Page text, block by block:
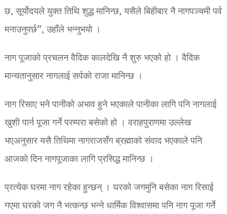
छ, सूर्योदयले युक्त तिथि शुद्ध मानिन्छ, यसैले बिहीबार नै नागपञ्चमी पर्व
मनाउनुपर्छ”, उहाँले भन्नुभयो ।
नाग पूजाको प्रचलन वैदिक कालदेखि नै शुरु भएको हो । वैदिक
मान्यतानुसार नागलाई सर्पको राजा मानिन्छ ।
नाग रिसाए भने पानीको अभाव हुने भएकाले पानीका लागि पनि नागलाई
खुशी पार्न पूजा गर्ने परम्परा बसेको हो । वराहपुराणमा उल्लेख
भएअनुसार यसै तिथिमा नागराजसँग ब्रह्माको संवाद भएकाले पनि
आजको दिन नागपूजाका लागि प्रसिद्ध मानिन्छ ।
प्रत्येक घरमा नाग रहेका हुन्छन् । घरको जगमुनि बसेका नाग रिसाई
गएमा घरको जग नै भत्कन्छ भन्ने धार्मिक विश्वासमा पनि नाग पूजा गर्ने